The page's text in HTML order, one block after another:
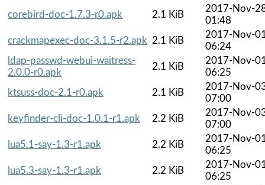
corebird-doc-1.7.3-r0.apk
2.1 KiB
2017-Nov-
01:48
crackmapexec-doc-3.1.5-r2.apk 2.1 KiB
2017-Nov-
06:24
ldap-passwd-webui-waitress-
2.0.0-r0.apk
2.1 KiB
2017-Nov-
06:25
ktsuss-doc-2.1-r0.apk
2.1 KiB
2017-Nov-
07:00
keyfinder-cli-doc-1.0.1-r1.apk
2.2 KiB
2017-Nov-
07:00
lua5.1-say-1.3-r1.apk
2.2 KiB
2017-Nov-
06:25
lua5.3-say-1.3-r1.apk
2.2 KiB
2017-Nov-
06:25